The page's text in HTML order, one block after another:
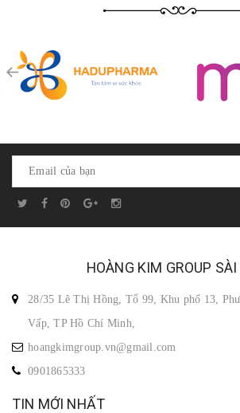
HOÀNG KIM GROUP SÀI
28/35 Lê Thị Hồng, Tổ 99, Khu phố 13,
Vấp, TP Hồ Chí Minh,
hoangkimgroup.vn@gmail.com
0901865333
TIN MỚI NHẤT